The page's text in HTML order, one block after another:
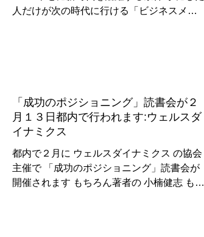
人だけが次の時代に行ける「ビジネスメソ
「成功のポジショニング」読書会が２
月１３日都内で行われます:ウェルスダ
イナミクス
都内で２月に ウェルスダイナミクス の協会
主催で 「成功のポジショニング」読書会が
開催されます もちろん著者の 小楠健志 も参